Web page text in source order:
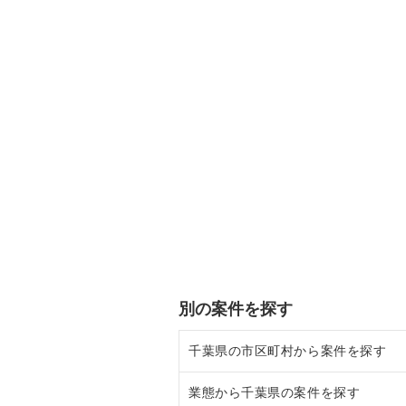
別の案件を探す
千葉県の市区町村から案件を探す
船橋市の飲食店の居抜き売却物件
業態から千葉県の案件を探す